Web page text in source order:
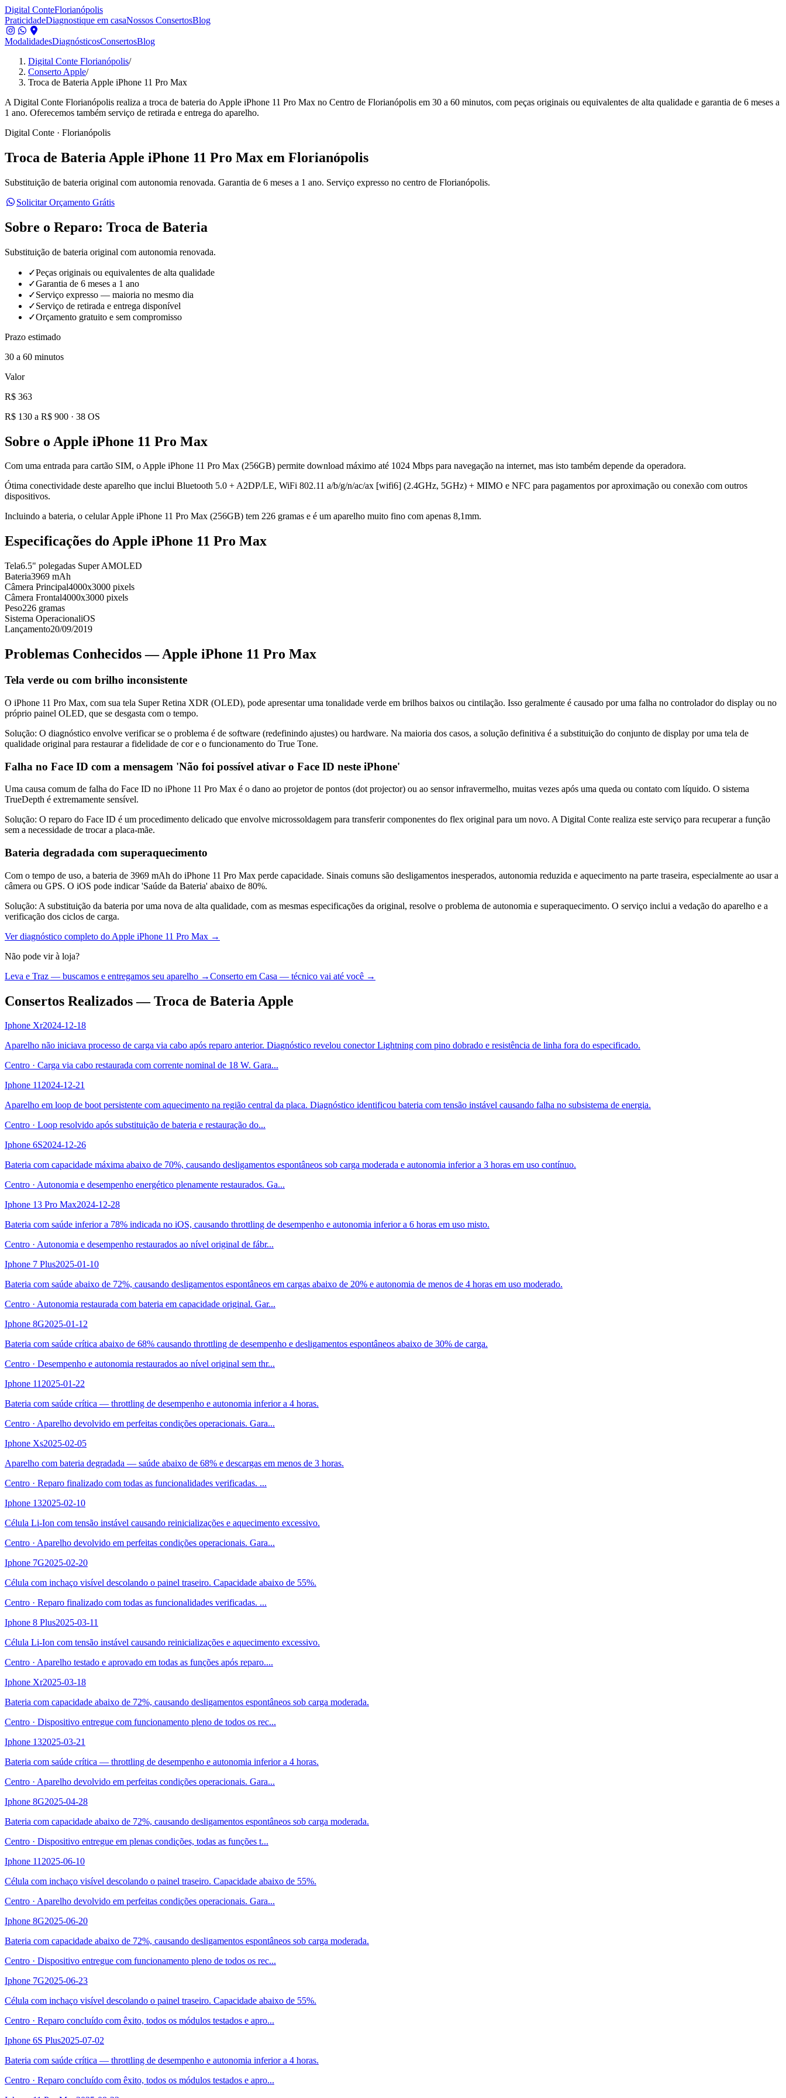
Digital ConteFlorianópolis
PraticidadeDiagnostique em casaNossos ConsertosBlog
ModalidadesDiagnósticosConsertosBlog
Digital Conte Florianópolis/
Conserto Apple/
Troca de Bateria Apple iPhone 11 Pro Max
A Digital Conte Florianópolis realiza a troca de bateria do Apple iPhone 11 Pro Max no Centro de Florianópolis em 30 a 60 minutos, com peças originais ou equivalentes de alta qualidade e garantia de 6 meses a
1 ano. Oferecemos também serviço de retirada e entrega do aparelho.
Digital Conte · Florianópolis
Troca de Bateria Apple iPhone 11 Pro Max em Florianópolis
Substituição de bateria original com autonomia renovada. Garantia de 6 meses a 1 ano. Serviço expresso no centro de Florianópolis.
Solicitar Orçamento Grátis
Sobre o Reparo: Troca de Bateria
Substituição de bateria original com autonomia renovada.
✓Peças originais ou equivalentes de alta qualidade
✓Garantia de 6 meses a 1 ano
✓Serviço expresso — maioria no mesmo dia
✓Serviço de retirada e entrega disponível
✓Orçamento gratuito e sem compromisso
Prazo estimado
30 a 60 minutos
Valor
R$ 363
R$ 130 a R$ 900 · 38 OS
Sobre o Apple iPhone 11 Pro Max
Com uma entrada para cartão SIM, o Apple iPhone 11 Pro Max (256GB) permite download máximo até 1024 Mbps para navegação na internet, mas isto também depende da operadora.
Ótima conectividade deste aparelho que inclui Bluetooth 5.0 + A2DP/LE, WiFi 802.11 a/b/g/n/ac/ax [wifi6] (2.4GHz, 5GHz) + MIMO e NFC para pagamentos por aproximação ou conexão com outros
dispositivos.
Incluindo a bateria, o celular Apple iPhone 11 Pro Max (256GB) tem 226 gramas e é um aparelho muito fino com apenas 8,1mm.
Especificações do Apple iPhone 11 Pro Max
Tela6.5" polegadas Super AMOLED
Bateria3969 mAh
Câmera Principal4000x3000 pixels
Câmera Frontal4000x3000 pixels
Peso226 gramas
Sistema OperacionaliOS
Lançamento20/09/2019
Problemas Conhecidos —Apple iPhone 11 Pro Max
Tela verde ou com brilho inconsistente
O iPhone 11 Pro Max, com sua tela Super Retina XDR (OLED), pode apresentar uma tonalidade verde em brilhos baixos ou cintilação. Isso geralmente é causado por uma falha no controlador do display ou no
próprio painel OLED, que se desgasta com o tempo.
Solução: O diagnóstico envolve verificar se o problema é de software (redefinindo ajustes) ou hardware. Na maioria dos casos, a solução definitiva é a substituição do conjunto de display por uma tela de
qualidade original para restaurar a fidelidade de cor e o funcionamento do True Tone.
Falha no Face ID com a mensagem 'Não foi possível ativar o Face ID neste iPhone'
Uma causa comum de falha do Face ID no iPhone 11 Pro Max é o dano ao projetor de pontos (dot projector) ou ao sensor infravermelho, muitas vezes após uma queda ou contato com líquido. O sistema
TrueDepth é extremamente sensível.
Solução: O reparo do Face ID é um procedimento delicado que envolve microssoldagem para transferir componentes do flex original para um novo. A Digital Conte realiza este serviço para recuperar a função
sem a necessidade de trocar a placa-mãe.
Bateria degradada com superaquecimento
Com o tempo de uso, a bateria de 3969 mAh do iPhone 11 Pro Max perde capacidade. Sinais comuns são desligamentos inesperados, autonomia reduzida e aquecimento na parte traseira, especialmente ao usar a
câmera ou GPS. O iOS pode indicar 'Saúde da Bateria' abaixo de 80%.
Solução: A substituição da bateria por uma nova de alta qualidade, com as mesmas especificações da original, resolve o problema de autonomia e superaquecimento. O serviço inclui a vedação do aparelho e a
verificação dos ciclos de carga.
Ver diagnóstico completo do Apple iPhone 11 Pro Max →
Não pode vir à loja?
Leva e Traz — buscamos e entregamos seu aparelho →Conserto em Casa — técnico vai até você →
Consertos Realizados — Troca de Bateria Apple
Iphone Xr2024-12-18
Aparelho não iniciava processo de carga via cabo após reparo anterior. Diagnóstico revelou conector Lightning com pino dobrado e resistência de linha fora do especificado.
Centro · Carga via cabo restaurada com corrente nominal de 18 W. Gara...
Iphone 112024-12-21
Aparelho em loop de boot persistente com aquecimento na região central da placa. Diagnóstico identificou bateria com tensão instável causando falha no subsistema de energia.
Centro · Loop resolvido após substituição de bateria e restauração do...
Iphone 6S2024-12-26
Bateria com capacidade máxima abaixo de 70%, causando desligamentos espontâneos sob carga moderada e autonomia inferior a 3 horas em uso contínuo.
Centro · Autonomia e desempenho energético plenamente restaurados. Ga...
Iphone 13 Pro Max2024-12-28
Bateria com saúde inferior a 78% indicada no iOS, causando throttling de desempenho e autonomia inferior a 6 horas em uso misto.
Centro · Autonomia e desempenho restaurados ao nível original de fábr...
Iphone 7 Plus2025-01-10
Bateria com saúde abaixo de 72%, causando desligamentos espontâneos em cargas abaixo de 20% e autonomia de menos de 4 horas em uso moderado.
Centro · Autonomia restaurada com bateria em capacidade original. Gar...
Iphone 8G2025-01-12
Bateria com saúde crítica abaixo de 68% causando throttling de desempenho e desligamentos espontâneos abaixo de 30% de carga.
Centro · Desempenho e autonomia restaurados ao nível original sem thr...
Iphone 112025-01-22
Bateria com saúde crítica — throttling de desempenho e autonomia inferior a 4 horas.
Centro · Aparelho devolvido em perfeitas condições operacionais. Gara...
Iphone Xs2025-02-05
Aparelho com bateria degradada — saúde abaixo de 68% e descargas em menos de 3 horas.
Centro · Reparo finalizado com todas as funcionalidades verificadas. ...
Iphone 132025-02-10
Célula Li-Ion com tensão instável causando reinicializações e aquecimento excessivo.
Centro · Aparelho devolvido em perfeitas condições operacionais. Gara...
Iphone 7G2025-02-20
Célula com inchaço visível descolando o painel traseiro. Capacidade abaixo de 55%.
Centro · Reparo finalizado com todas as funcionalidades verificadas. ...
Iphone 8 Plus2025-03-11
Célula Li-Ion com tensão instável causando reinicializações e aquecimento excessivo.
Centro · Aparelho testado e aprovado em todas as funções após reparo....
Iphone Xr2025-03-18
Bateria com capacidade abaixo de 72%, causando desligamentos espontâneos sob carga moderada.
Centro · Dispositivo entregue com funcionamento pleno de todos os rec...
Iphone 132025-03-21
Bateria com saúde crítica — throttling de desempenho e autonomia inferior a 4 horas.
Centro · Aparelho devolvido em perfeitas condições operacionais. Gara...
Iphone 8G2025-04-28
Bateria com capacidade abaixo de 72%, causando desligamentos espontâneos sob carga moderada.
Centro · Dispositivo entregue em plenas condições, todas as funções t...
Iphone 112025-06-10
Célula com inchaço visível descolando o painel traseiro. Capacidade abaixo de 55%.
Centro · Aparelho devolvido em perfeitas condições operacionais. Gara...
Iphone 8G2025-06-20
Bateria com capacidade abaixo de 72%, causando desligamentos espontâneos sob carga moderada.
Centro · Dispositivo entregue com funcionamento pleno de todos os rec...
Iphone 7G2025-06-23
Célula com inchaço visível descolando o painel traseiro. Capacidade abaixo de 55%.
Centro · Reparo concluído com êxito, todos os módulos testados e apro...
Iphone 6S Plus2025-07-02
Bateria com saúde crítica — throttling de desempenho e autonomia inferior a 4 horas.
Centro · Reparo concluído com êxito, todos os módulos testados e apro...